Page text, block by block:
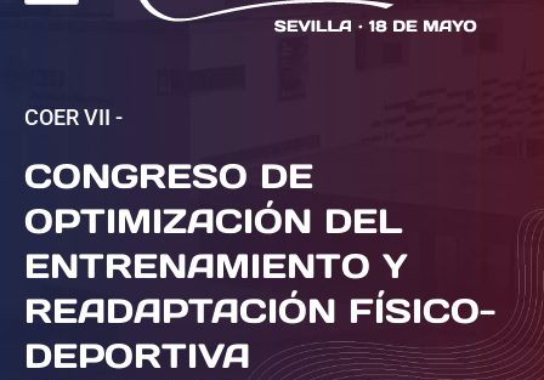
COER VII -
CONGRESO DE
OPTIMIZACIÓN DEL
ENTRENAMIENTO Y
READAPTACIÓN FÍSICO-
DEPORTIVA